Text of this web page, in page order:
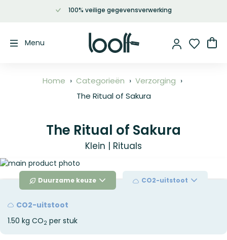
inhoud
100% veilige gegevensverwerking
Menu
Home Categorieën
Verzorging
The Ritual of Sakura
The Ritual of Sakura
Klein | Rituals
Ga
van
afbeeldingen-
gallerij
Duurzame keuze CO2-uitstoot
CO2-uitstoot
1.50 kg CO2 per stuk